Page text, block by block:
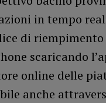
in tempo
di
scaricando
online delle
anche